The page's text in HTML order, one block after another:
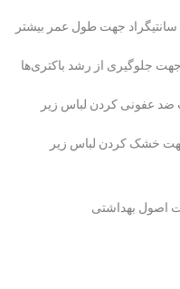
جلوگیری از رشد باکتری‌ها
عفونی کردن لباس زیر
خشک کردن لباس زیر
اصول بهداشتی